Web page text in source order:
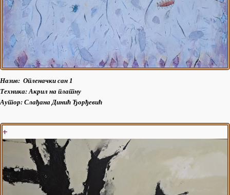
Назив: Опленачки сан 1
Техника: Акрил на платну
Аутор: Слађана Динић Ђорђевић
+